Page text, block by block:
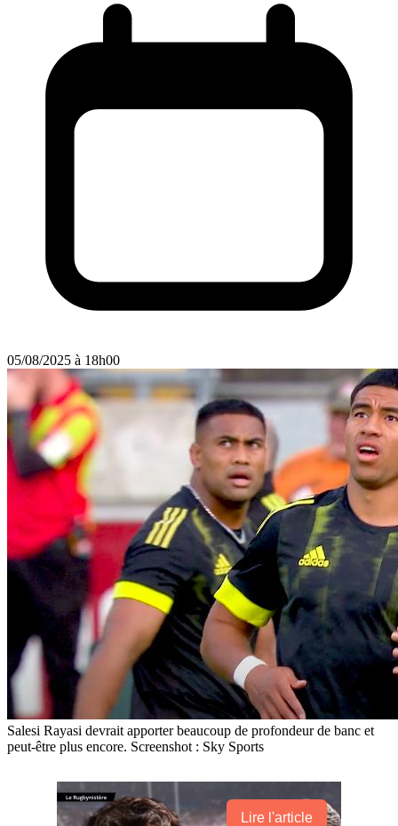
05/08/2025 à 18h00
Salesi Rayasi devrait apporter beaucoup de profondeur de banc et
peut-être plus encore. Screenshot : Sky Sports
Lire l'article